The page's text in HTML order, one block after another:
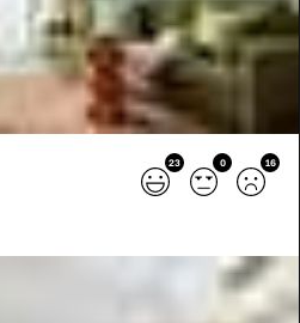
23 0 16